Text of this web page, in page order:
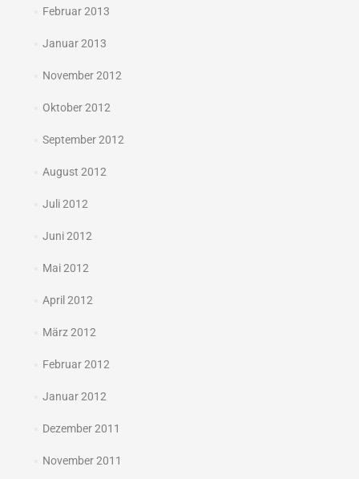
Februar 2013
Januar 2013
November 2012
Oktober 2012
September 2012
August 2012
Juli 2012
Juni 2012
Mai 2012
April 2012
März 2012
Februar 2012
Januar 2012
Dezember 2011
November 2011